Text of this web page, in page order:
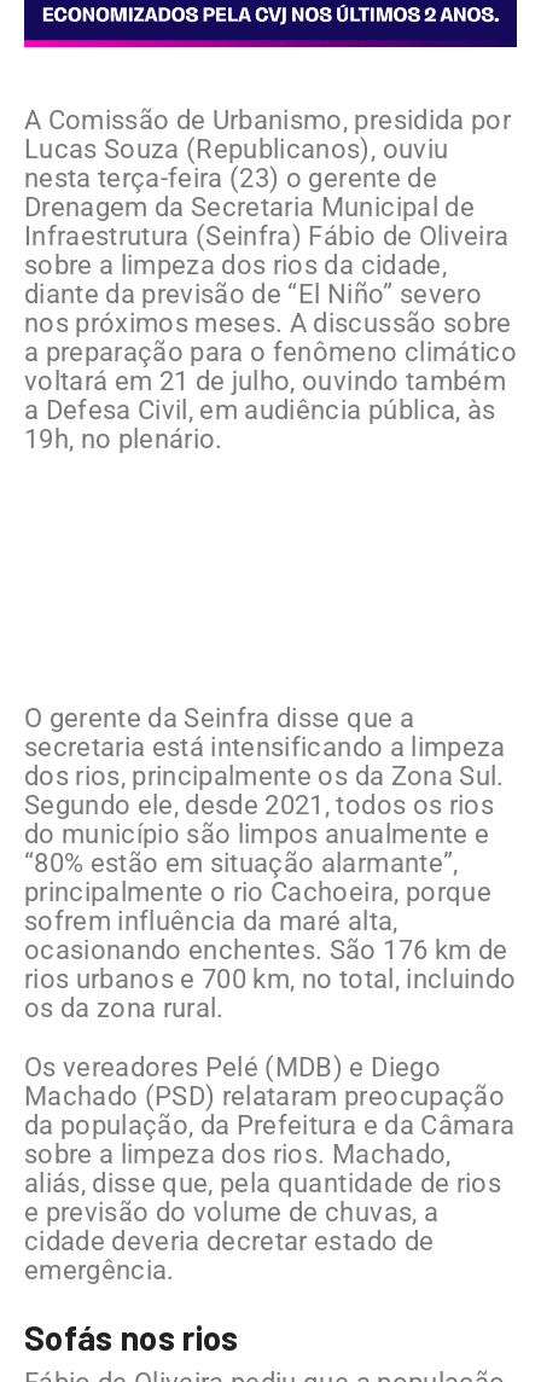
A Comissão de Urbanismo, presidida por
Lucas Souza (Republicanos), ouviu
nesta terça-feira (23) o gerente de
Drenagem da Secretaria Municipal de
Infraestrutura (Seinfra) Fábio de Oliveira
sobre a limpeza dos rios da cidade,
diante da previsão de “El Niño” severo
nos próximos meses. A discussão sobre
a preparação para o fenômeno climático
voltará em 21 de julho, ouvindo também
a Defesa Civil, em audiência pública, às
19h, no plenário.
O gerente da Seinfra disse que a
secretaria está intensificando a limpeza
dos rios, principalmente os da Zona Sul.
Segundo ele, desde 2021, todos os rios
do município são limpos anualmente e
“80% estão em situação alarmante”,
principalmente o rio Cachoeira, porque
sofrem influência da maré alta,
ocasionando enchentes. São 176 km de
rios urbanos e 700 km, no total, incluindo
os da zona rural.
Os vereadores Pelé (MDB) e Diego
Machado (PSD) relataram preocupação
da população, da Prefeitura e da Câmara
sobre a limpeza dos rios. Machado,
aliás, disse que, pela quantidade de rios
e previsão do volume de chuvas, a
cidade deveria decretar estado de
emergência.
Sofás nos rios